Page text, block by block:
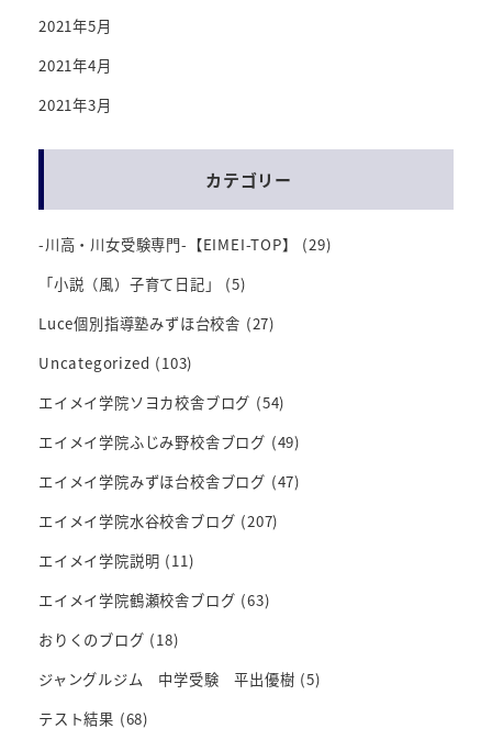
2021年5月
2021年4月
2021年3月
カテゴリー
-川高・川女受験専門-【EIMEI-TOP】
(29)
「小説（風）子育て日記」
(5)
Luce個別指導塾みずほ台校舎 (27)
Uncategorized (103)
エイメイ学院ソヨカ校舎ブログ (54)
エイメイ学院ふじみ野校舎ブログ (49)
エイメイ学院みずほ台校舎ブログ (47)
エイメイ学院水谷校舎ブログ (207)
エイメイ学院説明 (11)
エイメイ学院鶴瀬校舎ブログ (63)
おりくのブログ (18)
ジャングルジム 中学受験 平出優樹 (5)
テスト結果 (68)